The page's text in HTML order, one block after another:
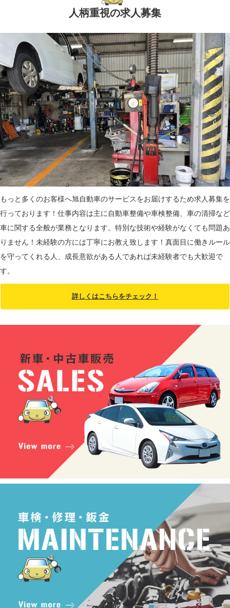
人柄重視の求人募集
もっと多くのお客様へ旭自動車のサービスをお届けするため求人募集を
行っております！仕事内容は主に自動車整備や車検整備、車の清掃など
車に関する全般が業務となります。特別な技術や経験がなくても問題あ
りません！未経験の方には丁寧にお教え致します！真面目に働きルール
を守ってくれる人、成長意欲がある人であれば未経験者でも大歓迎で
す。
詳しくはこちらをチェック！